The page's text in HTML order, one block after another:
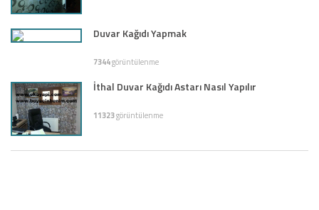
Duvar Kağıdı Yapmak
7344görüntülenme
İthal Duvar Kağıdı Astarı Nasıl Yapılır
11323görüntülenme